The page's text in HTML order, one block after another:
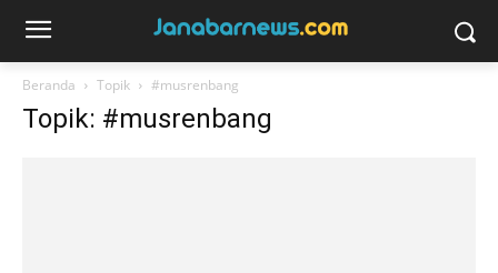
Beranda Topik #musrenbang
Topik: #musrenbang